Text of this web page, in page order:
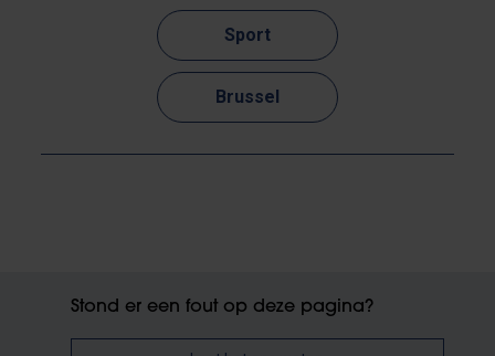
Sport
Brussel
Stond er een fout op deze pagina?